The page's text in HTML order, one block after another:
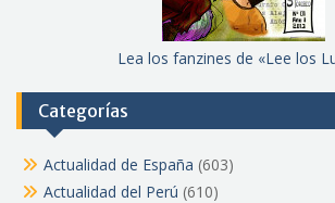
Lea los fanzines de «Lee los
Categorías
Actualidad de España (603)
Actualidad del Perú (610)